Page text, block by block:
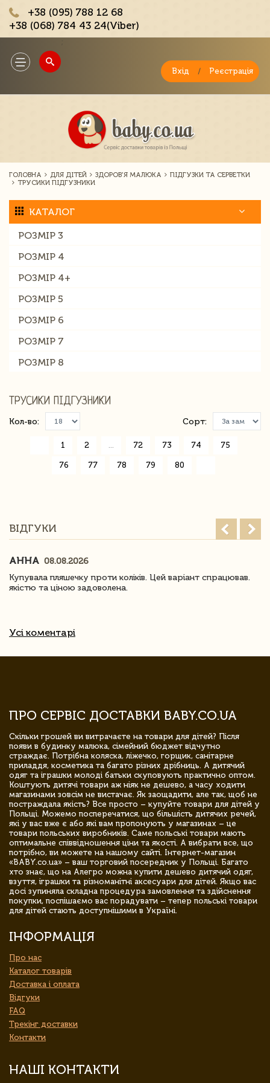
+38 (095) 788 12 68
+38 (068) 784 43 24(Viber)
Toggle
navigation
Вхід / Реєстрація
ГОЛОВНА ДЛЯ ДІТЕЙ ЗДОРОВ'Я МАЛЮКА
ПІДГУЗКИ ТА СЕРВЕТКИ
ТРУСИКИ ПІДГУЗНИКИ
КАТАЛОГ
РОЗМІР 3
РОЗМІР 4
РОЗМІР 4+
РОЗМІР 5
РОЗМІР 6
РОЗМІР 7
РОЗМІР 8
ТРУСИКИ ПІДГУЗНИКИ
Кол-во: Сорт:
1 2 72 73 74 75
76 77 78 79 80
ВІДГУКИ
АННА 08.08.2026
Купувала пляшечку проти коліків. Цей варіант спрацював.
якістю та ціною задоволена.
Усі коментарі
ПРО СЕРВІС ДОСТАВКИ BABY.CO.UA
Скільки грошей ви витрачаєте на товари для дітей? Після
появи в будинку малюка, сімейний бюджет відчутно
страждає. Потрібна коляска, ліжечко, горщик, санітарне
приладдя, косметика та багато різних дрібниць. А дитячий
одяг та іграшки молоді батьки скуповують практично оптом.
Коштують дитячі товари аж ніяк не дешево, а часу ходити
магазинами зовсім не вистачає. Як заощадити, але так, щоб не
постраждала якість? Все просто – купуйте товари для дітей у
Польщі. Можемо посперечатися, що більшість дитячих речей,
які у вас вже є або які вам пропонують у магазинах – це
товари польських виробників. Саме польські товари мають
оптимальне співвідношення ціни та якості. А вибрати все, що
потрібно, ви можете на нашому сайті. Інтернет-магазин
«BABY.co.ua» – ваш торговий посередник у Польщі. Багато
хто знає, що на Алегро можна купити дешево дитячий одяг,
взуття, іграшки та різноманітні аксесуари для дітей. Якщо вас
досі зупиняла складна процедура замовлення та здійснення
покупки, поспішаємо вас порадувати – тепер польські товари
для дітей стають доступнішими в Україні.
ІНФОРМАЦІЯ
Про нас
Каталог товарів
Доставка і оплата
Відгуки
FAQ
Трекінг доставки
Контакти
НАШІ КОНТАКТИ